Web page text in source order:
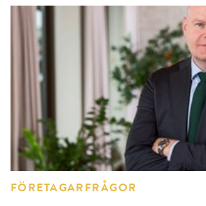
FÖRETAGARFRÅGOR